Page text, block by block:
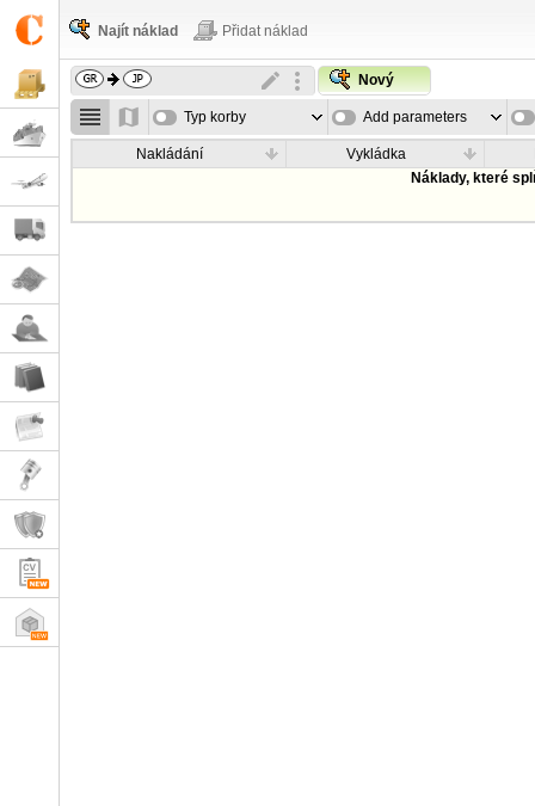
Najít náklad Přidat náklad
Nový
Typ korby Add parameters
Nakládání Vykládka
Náklady, které